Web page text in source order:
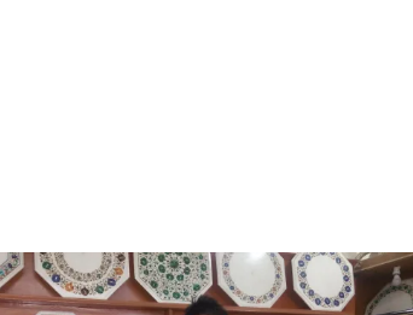
Zoom